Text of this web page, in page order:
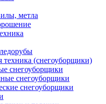
метла
техника (снегоуборщики)
снегоуборщики
снегоуборщики
снегоуборщики